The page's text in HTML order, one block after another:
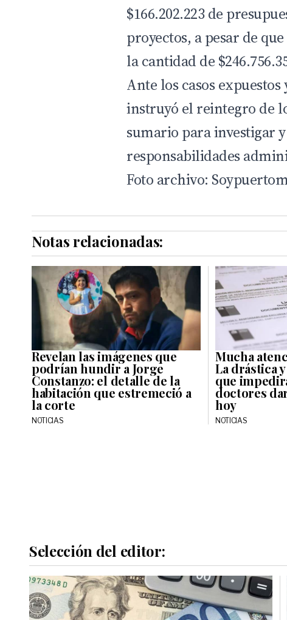
$166.202.223 de
proyectos, a pesar de
la cantidad de
Ante los casos
instruyó el reintegro de
sumario para investigar
responsabilidades
Foto archivo:
Notas relacionadas:
Revelan las imágenes que
podrían hundir a Jorge
Constanzo: el detalle de la
habitación que estremeció a
la corte
NOTICIAS
Mucha
La drástica
que
doctores
hoy
NOTICIAS
Selección del editor: